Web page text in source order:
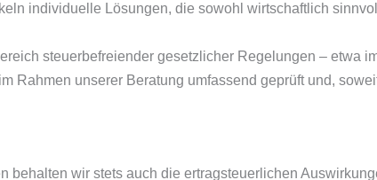
individuelle Lösungen, die sowohl wirtschaftlich
steuerbefreiender gesetzlicher Regelungen – etwa
Rahmen unserer Beratung umfassend geprüft und,
behalten wir stets auch die ertragsteuerlichen